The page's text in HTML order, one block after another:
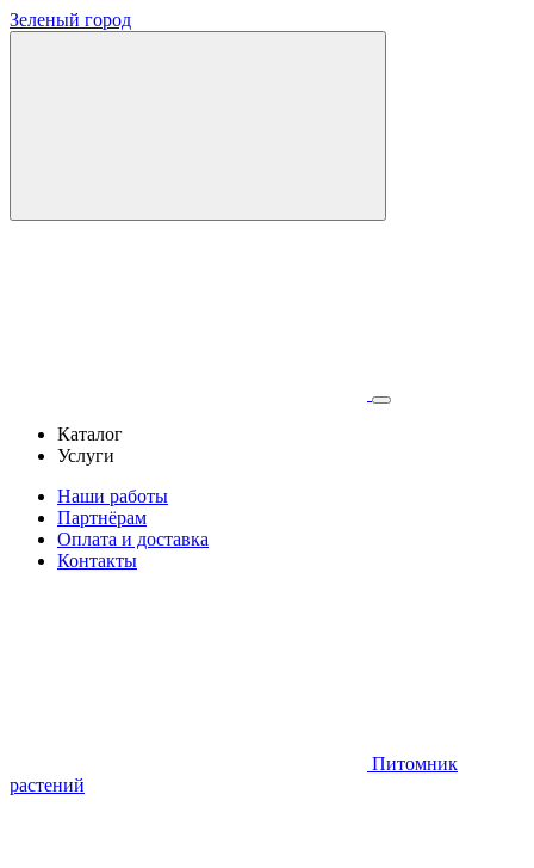
Зеленый город
Каталог
Услуги
Наши работы
Партнёрам
Оплата и доставка
Контакты
Питомник
растений